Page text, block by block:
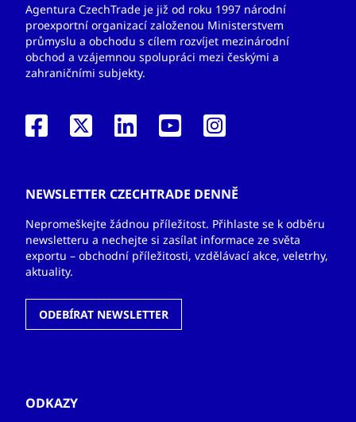
Agentura CzechTrade je již od roku 1997 národní
proexportní organizací založenou Ministerstvem
průmyslu a obchodu s cílem rozvíjet mezinárodní
obchod a vzájemnou spolupráci mezi českými a
zahraničními subjekty.
NEWSLETTER CZECHTRADE DENNĚ
Nepromeškejte žádnou příležitost. Přihlaste se k odběru
newsletteru a nechejte si zasílat informace ze světa
exportu – obchodní příležitosti, vzdělávací akce, veletrhy,
aktuality.
ODEBÍRAT NEWSLETTER
ODKAZY